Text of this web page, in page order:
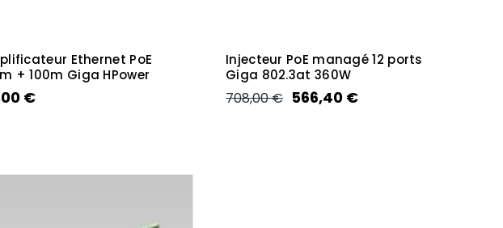
Ethernet PoE
+ 100m Giga HPower
€
Injecteur PoE managé 12 ports
Giga 802.3at 360W
708,00 € 566,40 €